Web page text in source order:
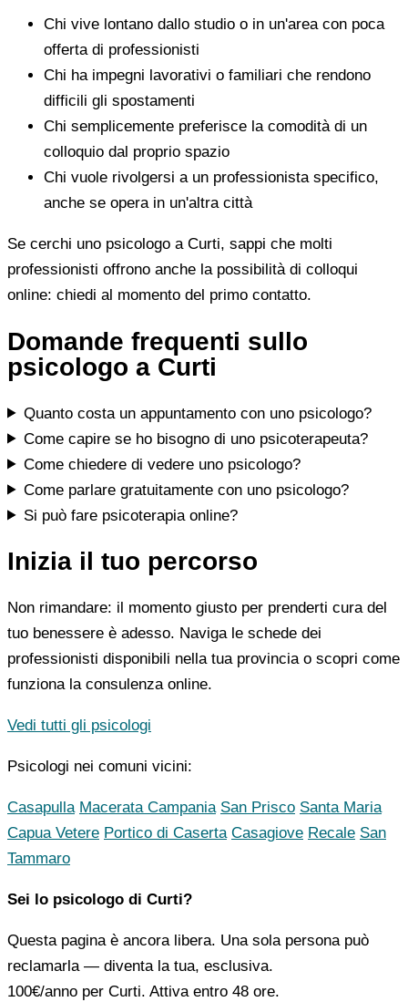
Chi vive lontano dallo studio o in un'area con poca
offerta di professionisti
Chi ha impegni lavorativi o familiari che rendono
difficili gli spostamenti
Chi semplicemente preferisce la comodità di un
colloquio dal proprio spazio
Chi vuole rivolgersi a un professionista specifico,
anche se opera in un'altra città
Se cerchi uno psicologo a Curti, sappi che molti
professionisti offrono anche la possibilità di colloqui
online: chiedi al momento del primo contatto.
Domande frequenti sullo
psicologo a Curti
Quanto costa un appuntamento con uno psicologo?
Come capire se ho bisogno di uno psicoterapeuta?
Come chiedere di vedere uno psicologo?
Come parlare gratuitamente con uno psicologo?
Si può fare psicoterapia online?
Inizia il tuo percorso
Non rimandare: il momento giusto per prenderti cura del
tuo benessere è adesso. Naviga le schede dei
professionisti disponibili nella tua provincia o scopri come
funziona la consulenza online.
Vedi tutti gli psicologi
Psicologi nei comuni vicini:
Casapulla Macerata Campania San Prisco Santa Maria
Capua Vetere Portico di Caserta Casagiove Recale San
Tammaro
Sei lo psicologo di Curti?
Questa pagina è ancora libera. Una sola persona può
reclamarla — diventa la tua, esclusiva.
100€/anno per Curti. Attiva entro 48 ore.